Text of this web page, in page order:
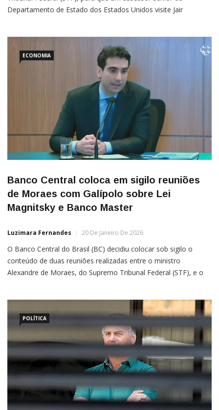
Departamento de Estado dos Estados Unidos visite Jair
governo Donald Trump sobre o Judiciário brasileiro.A análise foi
publicada pelo portal […]
ECONOMIA
Banco Central coloca em sigilo reuniões
de Moraes com Galípolo sobre Lei
Magnitsky e Banco Master
Luzimara Fernandes 20 De Janeiro De 2026
O Banco Central do Brasil (BC) decidiu colocar sob sigilo o
conteúdo de duas reuniões realizadas entre o ministro
Alexandre de Moraes, do Supremo Tribunal Federal (STF), e o
revelada pelo site O Antagonista, com base em resposta […]
POLÍTICA